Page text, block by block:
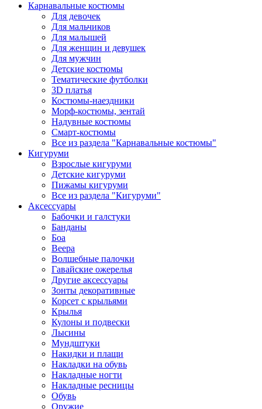
Карнавальные костюмы
Для девочек
Для мальчиков
Для малышей
Для женщин и девушек
Для мужчин
Детские костюмы
Тематические футболки
3D платья
Костюмы-наездники
Морф-костюмы, зентай
Надувные костюмы
Смарт-костюмы
Все из раздела "Карнавальные костюмы"
Кигуруми
Взрослые кигуруми
Детские кигуруми
Пижамы кигуруми
Все из раздела "Кигуруми"
Аксессуары
Бабочки и галстуки
Банданы
Боа
Веера
Волшебные палочки
Гавайские ожерелья
Другие аксессуары
Зонты декоративные
Корсет с крыльями
Крылья
Кулоны и подвески
Лысины
Мундштуки
Накидки и плащи
Накладки на обувь
Накладные ногти
Накладные ресницы
Обувь
Оружие